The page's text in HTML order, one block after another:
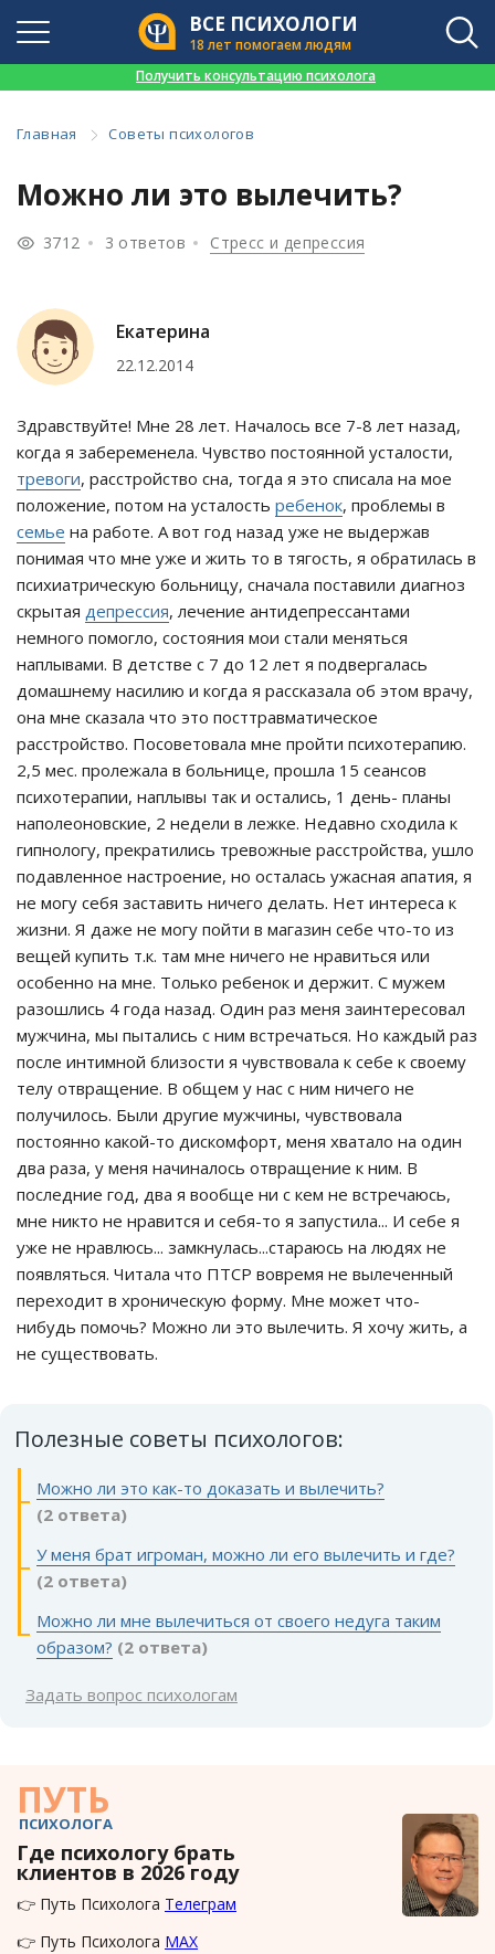
ВСЕ ПСИХОЛОГИ
18 лет помогаем людям
Получить консультацию психолога
Главная Советы психологов
Можно ли это вылечить?
3712 3 ответов Стресс и депрессия
Екатерина
22.12.2014
Здравствуйте! Мне 28 лет. Началось все 7-8 лет назад,
когда я забеременела. Чувство постоянной усталости,
тревоги, расстройство сна, тогда я это списала на мое
положение, потом на усталость ребенок, проблемы в
семье на работе. А вот год назад уже не выдержав
понимая что мне уже и жить то в тягость, я обратилась в
психиатрическую больницу, сначала поставили диагноз
скрытая депрессия, лечение антидепрессантами
немного помогло, состояния мои стали меняться
наплывами. В детстве с 7 до 12 лет я подвергалась
домашнему насилию и когда я рассказала об этом врачу,
она мне сказала что это посттравматическое
расстройство. Посоветовала мне пройти психотерапию.
2,5 мес. пролежала в больнице, прошла 15 сеансов
психотерапии, наплывы так и остались, 1 день- планы
наполеоновские, 2 недели в лежке. Недавно сходила к
гипнологу, прекратились тревожные расстройства, ушло
подавленное настроение, но осталась ужасная апатия, я
не могу себя заставить ничего делать. Нет интереса к
жизни. Я даже не могу пойти в магазин себе что-то из
вещей купить т.к. там мне ничего не нравиться или
особенно на мне. Только ребенок и держит. С мужем
разошлись 4 года назад. Один раз меня заинтересовал
мужчина, мы пытались с ним встречаться. Но каждый раз
после интимной близости я чувствовала к себе к своему
телу отвращение. В общем у нас с ним ничего не
получилось. Были другие мужчины, чувствовала
постоянно какой-то дискомфорт, меня хватало на один
два раза, у меня начиналось отвращение к ним. В
последние год, два я вообще ни с кем не встречаюсь,
мне никто не нравится и себя-то я запустила... И себе я
уже не нравлюсь... замкнулась...стараюсь на людях не
появляться. Читала что ПТСР вовремя не вылеченный
переходит в хроническую форму. Мне может что-
нибудь помочь? Можно ли это вылечить. Я хочу жить, а
не существовать.
Полезные советы психологов:
Можно ли это как-то доказать и вылечить?
(2 ответа)
У меня брат игроман, можно ли его вылечить и где?
(2 ответа)
Можно ли мне вылечиться от своего недуга таким
образом? (2 ответа)
Задать вопрос психологам
ПУТЬ
ПСИХОЛОГА
Где психологу брать
клиентов в 2026 году
👉 Путь Психолога Телеграм
👉 Путь Психолога MAX